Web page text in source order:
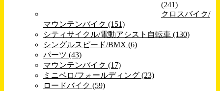
(241)
クロスバイク/
マウンテンバイク (151)
シティサイクル/電動アシスト自転車 (130)
シングルスピード/BMX (6)
パーツ (43)
マウンテンバイク (17)
ミニベロ/フォールディング (23)
ロードバイク (59)